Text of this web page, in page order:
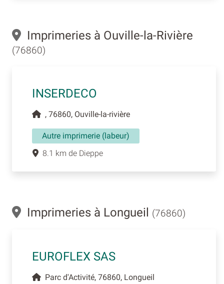
Imprimeries à Ouville-la-Rivière
(76860)
INSERDECO
, 76860, Ouville-la-rivière
Autre imprimerie (labeur)
8.1 km de Dieppe
Imprimeries à Longueil (76860)
EUROFLEX SAS
Parc d'Activité, 76860, Longueil